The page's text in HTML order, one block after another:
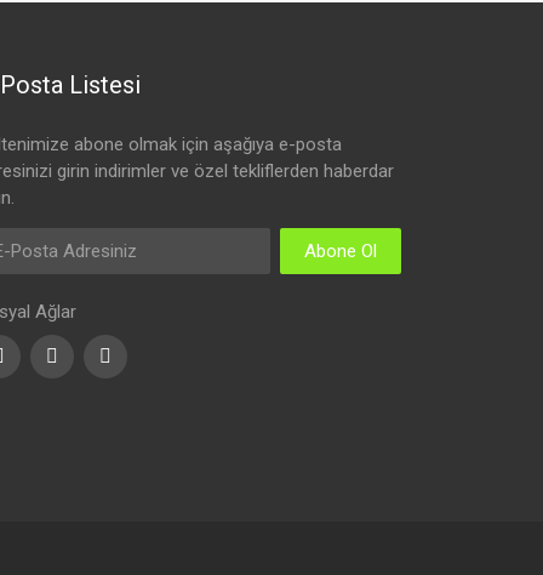
Listesi
abone olmak için aşağıya e-posta
girin indirimler ve özel tekliflerden haberdar
Abone Ol
Ağlar
YoutubeInstagram